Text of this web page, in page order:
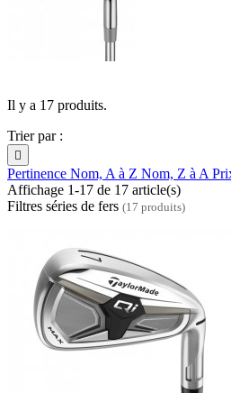
Il y a 17 produits.
Trier par :

Pertinence Nom, A à Z Nom, Z à A
Affichage 1-17 de 17 article(s)
Filtres séries de fers (17 produits)